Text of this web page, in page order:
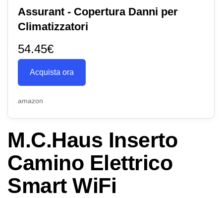
Assurant - Copertura Danni per
Climatizzatori
54.45€
Acquista ora
amazon
M.C.Haus Inserto
Camino Elettrico
Smart WiFi